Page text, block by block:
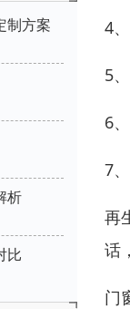
制方案
析
比
4
5
6
7
再
话
门